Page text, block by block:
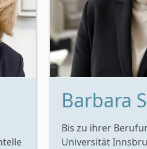
Barbara
Bis zu ihrer
Universität